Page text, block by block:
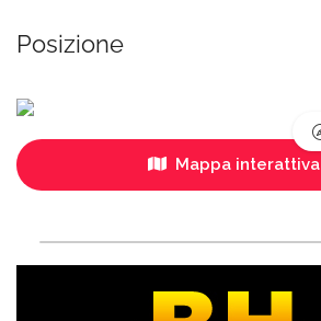
Posizione
Mappa interattiva